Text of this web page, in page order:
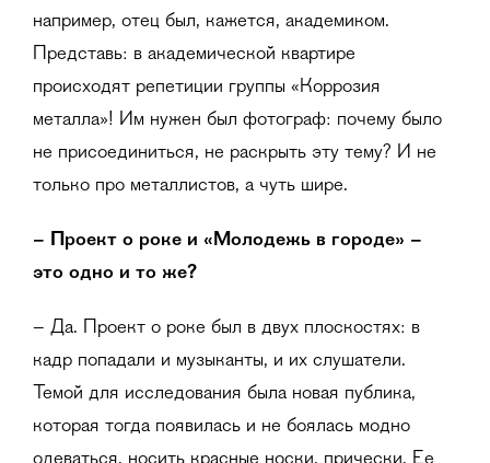
например, отец был, кажется, академиком.
Представь: в академической квартире
происходят репетиции группы «Коррозия
металла»! Им нужен был фотограф: почему было
не присоединиться, не раскрыть эту тему? И не
только про металлистов, а чуть шире.
– Проект о роке и «Молодежь в городе» –
это одно и то же?
– Да. Проект о роке был в двух плоскостях: в
кадр попадали и музыканты, и их слушатели.
Темой для исследования была новая публика,
которая тогда появилась и не боялась модно